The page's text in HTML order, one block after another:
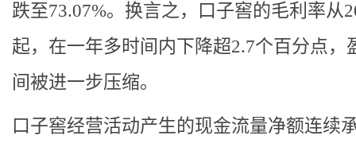
跌至73.07%。换言之，口子窖的毛利率从
起，在一年多时间内下降超2.7个百分点，
间被进一步压缩。
口子窖经营活动产生的现金流量净额连续